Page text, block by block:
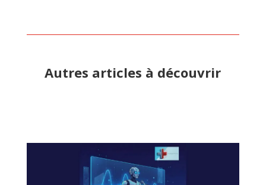
Autres articles à découvrir